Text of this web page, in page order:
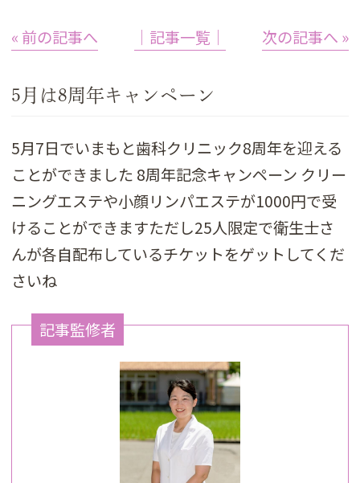
« 前の記事へ │記事一覧│ 次の記事へ »
5月は8周年キャンペーン
5月7日でいまもと歯科クリニック8周年を迎える
ことができました 8周年記念キャンペーン クリー
ニングエステや小顔リンパエステが1000円で受
けることができますただし25人限定で衛生士さ
んが各自配布しているチケットをゲットしてくだ
さいね
記事監修者